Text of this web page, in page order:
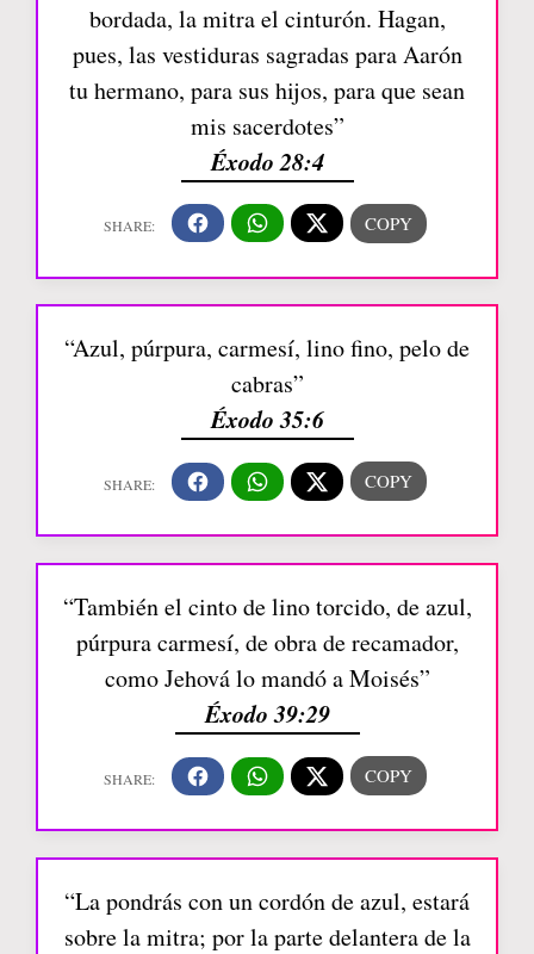
bordada, la mitra el cinturón. Hagan,
pues, las vestiduras sagradas para Aarón
tu hermano, para sus hijos, para que sean
mis sacerdotes”
Éxodo 28:4
“Azul, púrpura, carmesí, lino fino, pelo de
cabras”
Éxodo 35:6
“También el cinto de lino torcido, de azul,
púrpura carmesí, de obra de recamador,
como Jehová lo mandó a Moisés”
Éxodo 39:29
“La pondrás con un cordón de azul, estará
sobre la mitra; por la parte delantera de la